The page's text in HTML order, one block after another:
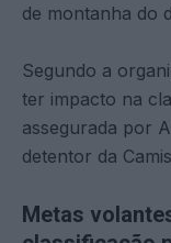
de montanha do
Segundo a
ter impacto na
assegurada por
detentor da
Metas